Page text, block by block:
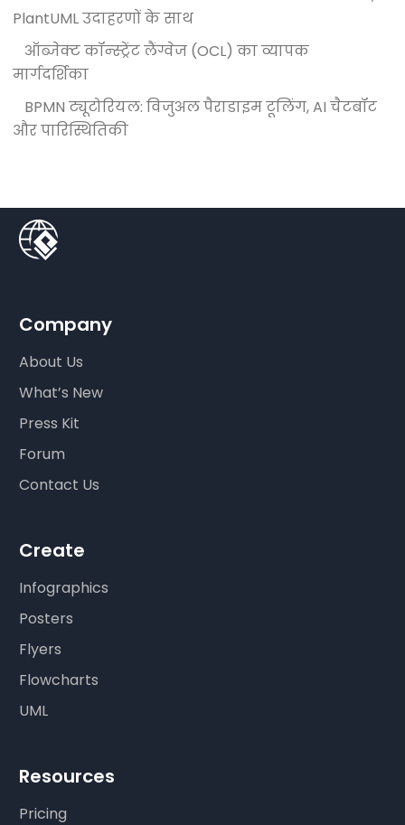
PlantUML उदाहरणों के साथ
ऑब्जेक्ट कॉन्स्ट्रेंट लैंग्वेज (OCL) का व्यापक
मार्गदर्शिका
BPMN ट्यूटोरियल: विजुअल पैराडाइम टूलिंग, AI चैटबॉट
और पारिस्थितिकी
Company
About Us
What’s New
Press Kit
Forum
Contact Us
Create
Infographics
Posters
Flyers
Flowcharts
UML
Resources
Pricing